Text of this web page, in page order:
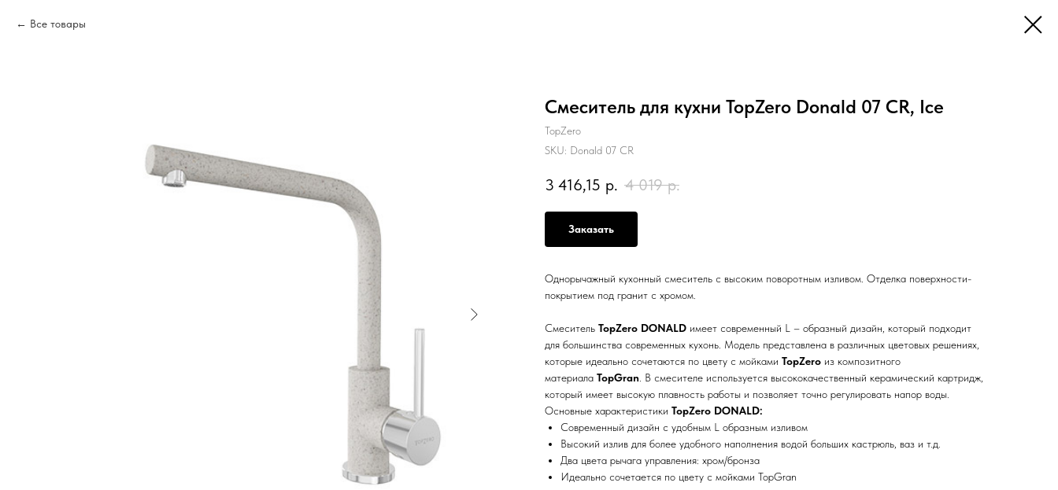
Все товары
Смеситель для кухни TopZero Donald 07 CR, Ice
TopZero
SKU: Donald 07 CR
3 416,15 р. 4 019 р.
Заказать
Однорычажный кухонный смеситель с высоким поворотным изливом. Отделка поверхности-
покрытием под гранит с хромом.
Смеситель TopZero DONALD имеет современный L – образный дизайн, который подходит
для большинства современных кухонь. Модель представлена в различных цветовых решениях,
которые идеально сочетаются по цвету с мойками TopZero из композитного
материала TopGran . В смесителе используется высококачественный керамический картридж,
который имеет высокую плавность работы и позволяет точно регулировать напор воды.
Основные характеристики TopZero DONALD:
Современный дизайн с удобным L образным изливом
Высокий излив для более удобного наполнения водой больших кастрюль, ваз и т.д.
Два цвета рычага управления: хром/бронза
Идеально сочетается по цвету с мойками TopGran